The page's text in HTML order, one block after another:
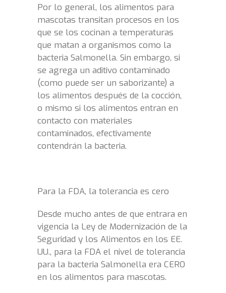
Por lo general, los alimentos para
mascotas transitan procesos en los
que se los cocinan a temperaturas
que matan a organismos como la
bacteria Salmonella. Sin embargo, si
se agrega un aditivo contaminado
(como puede ser un saborizante) a
los alimentos después de la cocción,
o mismo si los alimentos entran en
contacto con materiales
contaminados, efectivamente
contendrán la bacteria.
Para la FDA, la tolerancia es cero
Desde mucho antes de que entrara en
vigencia la Ley de Modernización de la
Seguridad y los Alimentos en los EE.
UU., para la FDA el nivel de tolerancia
para la bacteria Salmonella era CERO
en los alimentos para mascotas.